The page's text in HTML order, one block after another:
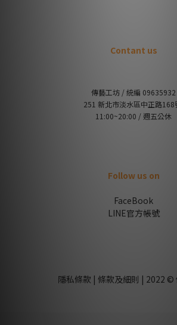
Contant us
傳藝工坊 / 統編 09635932
251 新北市淡水區中正路168
11:00~20:00 / 週五公休
Follow us on
FaceBook
LINE官方帳號
隱私條款 | 條款及細則 | 2022 ©